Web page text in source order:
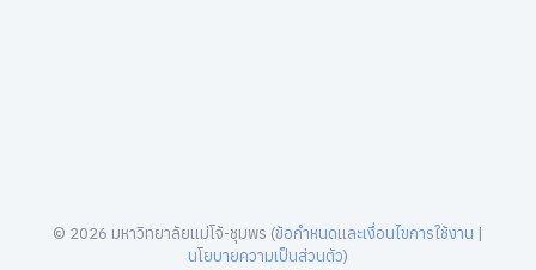
© 2026 มหาวิทยาลัยแม่โจ้-ชุมพร (ข้อกำหนดและเงื่อนไขการใช้งาน |
นโยบายความเป็นส่วนตัว)